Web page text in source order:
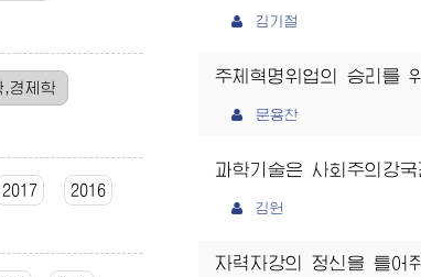
,경제학
2017 2016
김기철
주체혁명위업의 승리를
문용찬
과학기술은 사회주의강
김원
자력자강의 정신을 틀어